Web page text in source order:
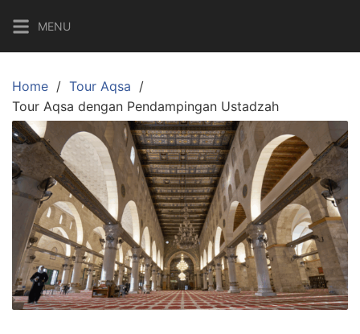
content
MENU
Home
Tour Aqsa
Tour Aqsa dengan Pendampingan Ustadzah